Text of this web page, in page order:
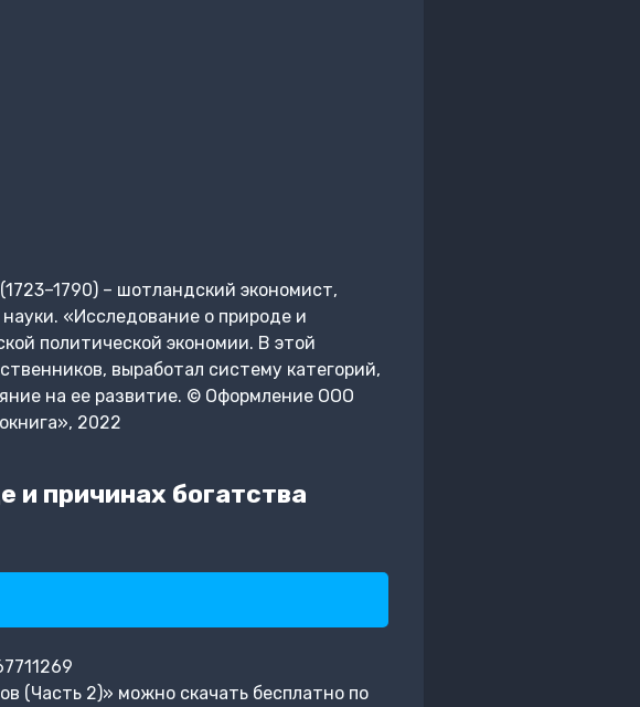
– шотландский экономист,
«Исследование о природе и
политической экономии. В этой
выработал систему категорий,
на ее развитие. © Оформление ООО
2022
и причинах богатства
(Часть 2)» можно скачать бесплатно по